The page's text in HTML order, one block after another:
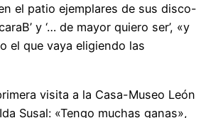
el patio ejemplares de sus disco-
y ‘… de mayor quiero ser’, «y
el que vaya eligiendo las
visita a la Casa-Museo León
Susal: «Tengo muchas ganas»,